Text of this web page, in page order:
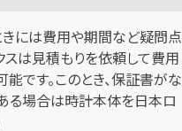
には費用や期間など疑問点
スは見積もりを依頼して費用
です。このとき、保証書がな
る場合は時計本体を日本ロ